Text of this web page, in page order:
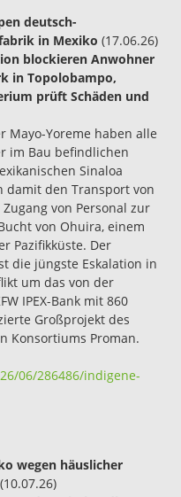
deutsch-
in Mexiko (17.06.26)
blockieren Anwohner
in Topolobampo,
prüft Schäden und
Mayo-Yoreme haben alle
im Bau befindlichen
Sinaloa
damit den Transport von
von Personal zur
von Ohuira, einem
Pazifikküste. Der
die jüngste Eskalation in
um das von der
IPEX-Bank mit 860
Großprojekt des
Konsortiums Proman.
06/286486/indigene-
wegen häuslicher
(10.07.26)